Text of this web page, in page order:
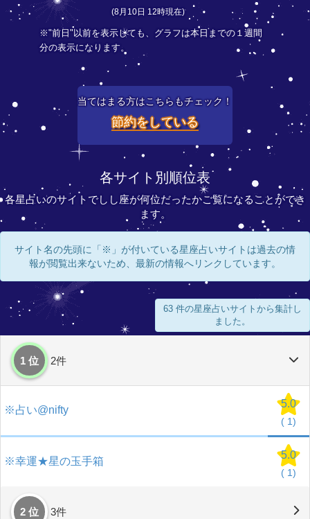
(8月10日 12時現在)
※"前日"以前を表示しても、グラフは本日までの１週間
分の表示になります。
当てはまる方はこちらもチェック！
節約をしている
各サイト別順位表
各星占いのサイトでしし座が何位だったかご覧になることができ
ます。
サイト名の先頭に「※」が付いている星座占いサイトは過去の情
報が閲覧出来ないため、最新の情報へリンクしています。
63 件の星座占いサイトから集計し
ました。
1 位 2件
※占い@nifty
5.0
( 1)
※幸運★星の玉手箱
5.0
( 1)
2 位 3件